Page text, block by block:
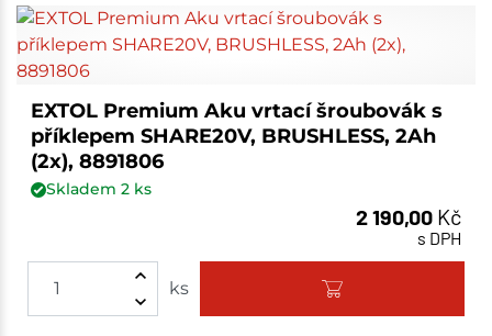
EXTOL Premium Aku vrtací šroubovák s
příklepem SHARE20V, BRUSHLESS, 2Ah
(2x), 8891806
Skladem 2ks
2 190,00 Kč
s DPH
ks